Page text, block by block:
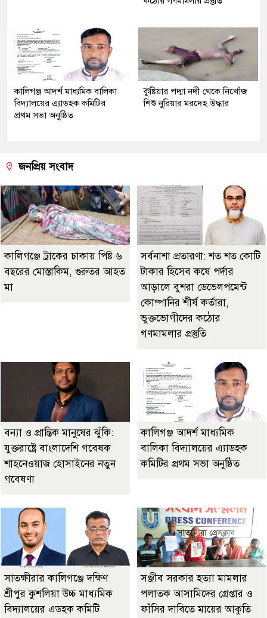
কালিগঞ্জ আদর্শ মাধ্যমিক বালিকা
বিদ্যালয়ের এ্যাডহক কমিটির
প্রথম সভা অনুষ্ঠিত
কুষ্টিয়ার পদ্মা নদী থেকে নিখোঁজ
শিশু নুরিয়ার মরদেহ উদ্ধার
জনপ্রিয় সংবাদ
কালিগঞ্জে ট্রাকের চাকায় পিষ্ট ৬
বছরের মোস্তাকিম, গুরুতর আহত
মা
সর্বনাশা প্রতারণা: শত শত কোটি
টাকার হিসেব কষে পর্দার
আড়ালে বুশরা ডেভেলপমেন্ট
কোম্পানির শীর্ষ কর্তারা,
ভুক্তভোগীদের কঠোর
গণমামলার প্রস্তুতি
বন্যা ও প্রান্তিক মানুষের ঝুঁকি:
যুক্তরাষ্ট্রে বাংলাদেশি গবেষক
শাহনেওয়াজ হোসাইনের নতুন
গবেষণা
কালিগঞ্জ আদর্শ মাধ্যমিক
বালিকা বিদ্যালয়ের এ্যাডহক
কমিটির প্রথম সভা অনুষ্ঠিত
সাতক্ষীরার কালিগঞ্জে দক্ষিণ
শ্রীপুর কুশলিয়া উচ্চ মাধ্যমিক
বিদ্যালয়ের এডহক কমিটি
‎সঞ্জীব সরকার হত্যা মামলার
পলাতক আসামিদের গ্রেপ্তার ও
ফাঁসির দাবিতে মায়ের আকুতি